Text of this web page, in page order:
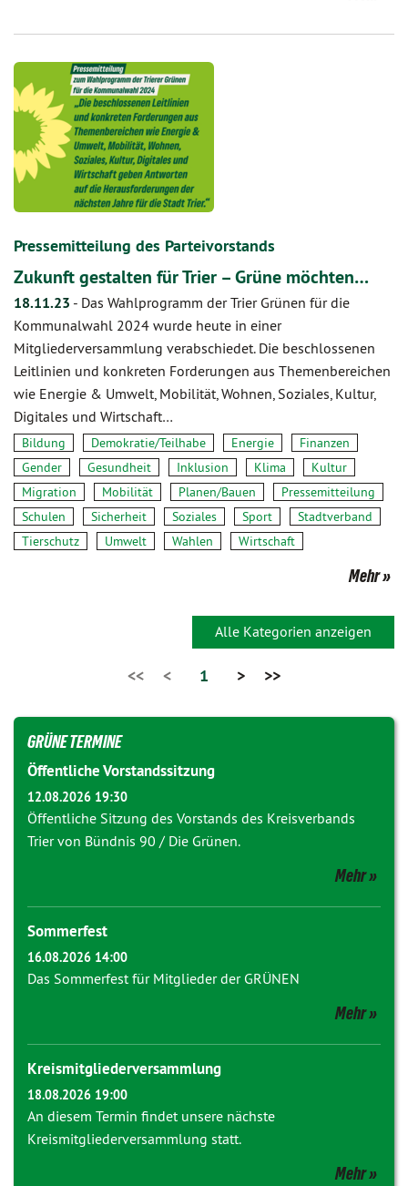
Pressemitteilung des Parteivorstands
Zukunft gestalten für Trier – Grüne möchten…
18.11.23 - Das Wahlprogramm der Trier Grünen für die
Kommunalwahl 2024 wurde heute in einer
Mitgliederversammlung verabschiedet. Die beschlossenen
Leitlinien und konkreten Forderungen aus Themenbereichen
wie Energie & Umwelt, Mobilität, Wohnen, Soziales, Kultur,
Digitales und Wirtschaft…
Bildung Demokratie/Teilhabe Energie
Finanzen
Gender
Gesundheit Inklusion Klima
Kultur
Migration
Mobilität Planen/Bauen
Pressemitteilung
Schulen
Sicherheit Soziales Sport
Stadtverband
Tierschutz
Umwelt Wahlen Wirtschaft
Mehr
Alle Kategorien anzeigen
<< < 1 > >>
GRÜNE TERMINE
Öffentliche Vorstandssitzung
12.08.2026 19:30
Öffentliche Sitzung des Vorstands des Kreisverbands
Trier von Bündnis 90 / Die Grünen.
Mehr
Sommerfest
16.08.2026 14:00
Das Sommerfest für Mitglieder der GRÜNEN
Mehr
Kreismitgliederversammlung
18.08.2026 19:00
An diesem Termin findet unsere nächste
Kreismitgliederversammlung statt.
Mehr